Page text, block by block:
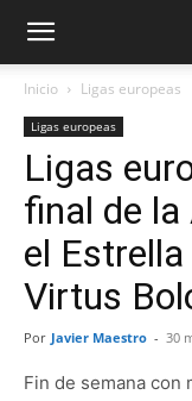
Inicio Ligas europeas
Ligas europeas
Ligas
final de la
el
Virtus
Por Javier Maestro - 30
Fin de semana con